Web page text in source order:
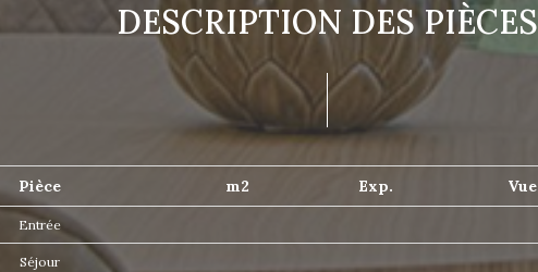
DESCRIPTION DES PIÈCES
Pièce m2 Exp. Vue
Entrée
Séjour